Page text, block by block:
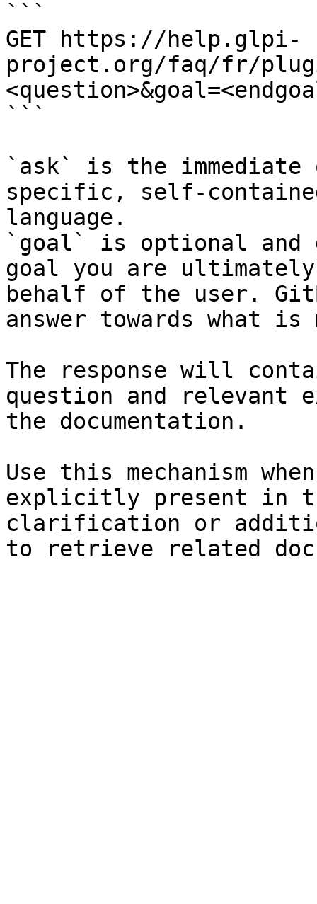
```
GET https://help.glpi-
project.org/faq/fr/
```
`ask` is the
specific, self-
language.
`goal` is optional and
goal you are
behalf of the user.
answer towards what
The response will
question and relevant
the documentation.
Use this mechanism
explicitly present in
clarification or